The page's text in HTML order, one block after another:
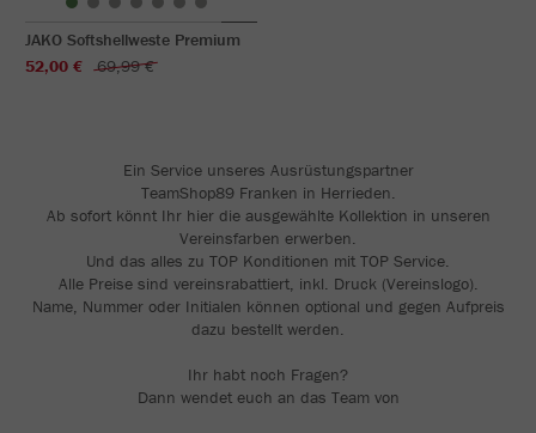
JAKO Softshellweste Premium
52,00 €
69,99 €
Ein Service unseres Ausrüstungspartner
TeamShop89 Franken in Herrieden.
Ab sofort könnt Ihr hier die ausgewählte Kollektion in unseren
Vereinsfarben erwerben.
Und das alles zu TOP Konditionen mit TOP Service.
Alle Preise sind vereinsrabattiert, inkl. Druck (Vereinslogo).
Name, Nummer oder Initialen können optional und gegen Aufpreis
dazu bestellt werden.
Ihr habt noch Fragen?
Dann wendet euch an das Team von